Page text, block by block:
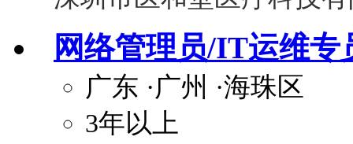
网络管理员/IT运维专
广东 ·广州 ·海珠区
3年以上